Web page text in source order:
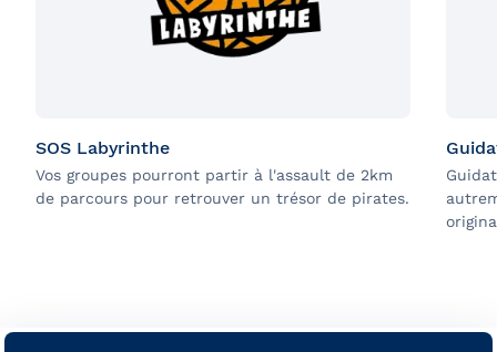
SOS Labyrinthe
Vos groupes pourront partir à l'assault de 2km
de parcours pour retrouver un trésor de pirates.